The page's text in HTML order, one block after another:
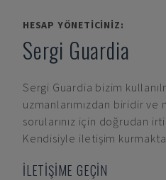
HESAP YÖNETICINIZ:
Sergi Guardia
Sergi Guardia bizim
uzmanlarımızdan biridir ve
sorularınız için doğrudan
Kendisiyle iletişim
İLETİŞİME GEÇİN